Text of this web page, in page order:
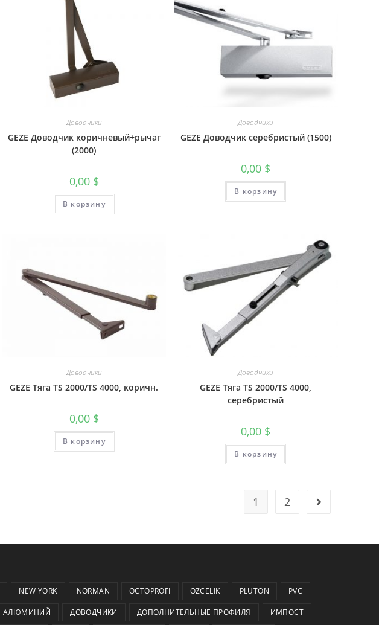
Доводчики
GEZE Доводчик коричневый+рычаг
(2000)
0,00 $
В корзину
Доводчики
GEZE Доводчик серебристый (1500)
0,00 $
В корзину
Доводчики
GEZE Тяга TS 2000/TS 4000, коричн.
0,00 $
В корзину
Доводчики
GEZE Тяга TS 2000/TS 4000,
серебристый
0,00 $
В корзину
1 2
NEW YORK NORMAN OCTOPROFI OZCELIK PLUTON PVC
АЛЮМИНИЙ ДОВОДЧИКИ ДОПОЛНИТЕЛЬНЫЕ ПРОФИЛЯ ИМПОСТ